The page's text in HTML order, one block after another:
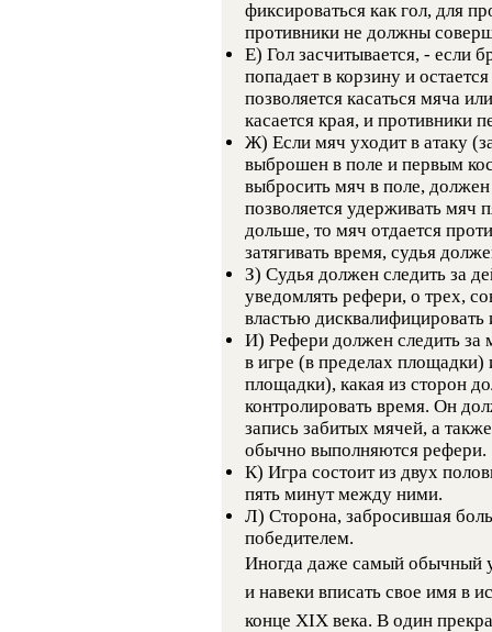
фиксироваться как гол, для
противники не должны
Е) Гол засчитывается, - если
попадает в корзину и
позволяется касаться мяча
касается края, и противники
Ж) Если мяч уходит в атаку
выброшен в поле и первым
выбросить мяч в поле,
позволяется удерживать мяч
дольше, то мяч отдается
затягивать время, судья
З) Судья должен следить за
уведомлять рефери, о трех,
властью дисквалифицировать
И) Рефери должен следить за
в игре (в пределах площадки)
площадки), какая из сторон
контролировать время. Он
запись забитых мячей, а
обычно выполняются рефери.
К) Игра состоит из двух
пять минут между ними.
Л) Сторона, забросившая
победителем.
Иногда даже самый обычный
и навеки вписать свое имя в
конце XIX века. В один